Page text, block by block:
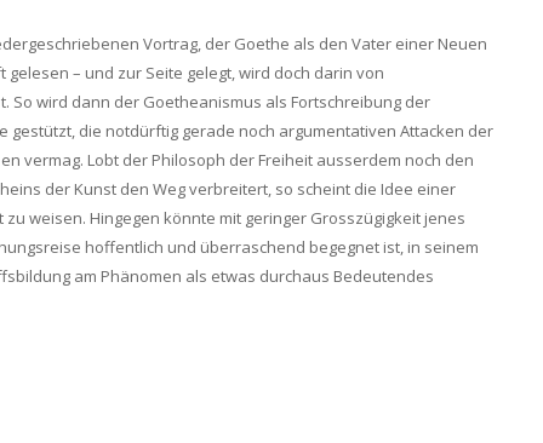
Vortrag, der Goethe als den Vater einer Neuen
– und zur Seite gelegt, wird doch darin von
wird dann der Goetheanismus als Fortschreibung der
die notdürftig gerade noch argumentativen Attacken der
vermag. Lobt der Philosoph der Freiheit ausserdem noch den
der Kunst den Weg verbreitert, so scheint die Idee einer
weisen. Hingegen könnte mit geringer Grosszügigkeit jenes
hoffentlich und überraschend begegnet ist, in seinem
am Phänomen als etwas durchaus Bedeutendes